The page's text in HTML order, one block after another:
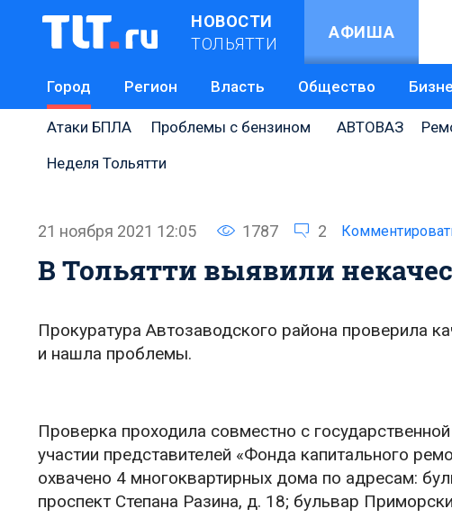
НОВОСТИ
ТОЛЬЯТТИ
АФИША
Город Регион Власть Общество
Атаки БПЛА Проблемы с бензином АВТОВАЗ
Неделя Тольятти
21 ноября 2021 12:05 1787 2
В Тольятти выявили
Прокуратура Автозаводского района проверила
и нашла проблемы.
Проверка проходила совместно с
участии представителей «Фонда капитального
охвачено 4 многоквартирных дома по адресам:
проспект Степана Разина, д. 18; бульвар